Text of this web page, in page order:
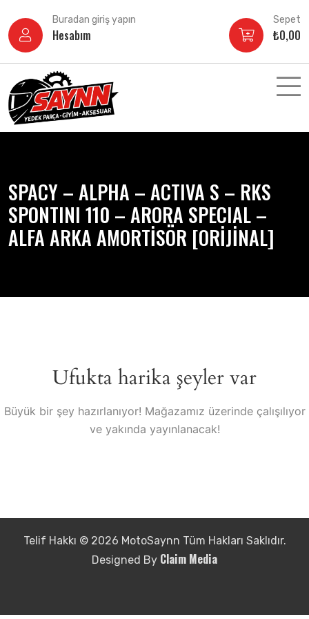
atla
Buradan giriş yapın
Hesabım
Sepet
₺0,00
SPACY – ALPHA – ACTIVA S – RKS
SPONTINI 110 – ARORA SPECIAL –
ALFA ARKA AMORTİSÖR [ORİJİNAL]
Ufukta harika şeyler var
Büyük bir şey hazırlanıyor! Mağazamız üzerinde çalışılıyor
ve yakında yayınlanacak!
Telif Hakkı © 2026 MotoSaynn Tüm Hakları Saklıdır.
Designed By Claim Media